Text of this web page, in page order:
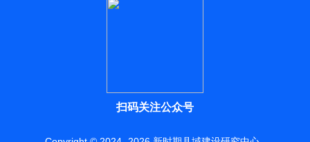
扫码关注公众号